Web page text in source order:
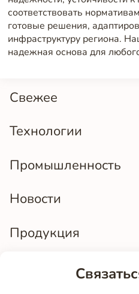
Свежее
Технологии
Промышленность
Новости
Продукция
соответствовать
готовые решения,
инфраструктуру региона.
надежная основа для